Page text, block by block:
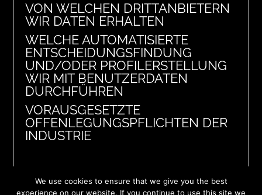
VON WELCHEN DRITTANBIETERN
WIR DATEN ERHALTEN
WELCHE AUTOMATISIERTE
ENTSCHEIDUNGSFINDUNG
UND/ODER PROFILERSTELLUNG
WIR MIT BENUTZERDATEN
DURCHFÜHREN
VORAUSGESETZTE
OFFENLEGUNGSPFLICHTEN DER
INDUSTRIE
We use cookies to ensure that we give you the best
experience on our website. If you continue to use this site we